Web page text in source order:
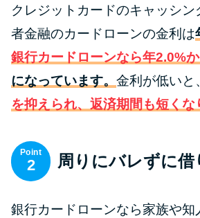
カードローン
リボ払いをその
カードローンの
クレジットカードのキャッシン
者金融のカードローンの金利は
銀行カードローンなら年2.0%
になっています。 金利が低いと
を抑えられ、返済期間も短くな
Point
2 周りにバレずに借
銀行カードローンなら家族や知